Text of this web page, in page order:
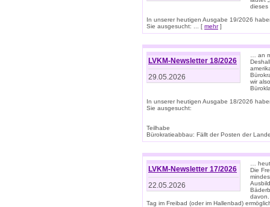
dieses
In unserer heutigen Ausgabe 19/2026
Sie ausgesucht: ... [ mehr]
LVKM-Newsletter 18/2026
29.05.2026
… an
wir
In unserer heutigen Ausgabe 18/2026
Sie ausgesucht:
Teilhabe
Bürokratieabbau: Fällt der Posten der
LVKM-Newsletter 17/2026
22.05.2026
…
Die
davon.
Tag im Freibad (oder im Hallenbad)